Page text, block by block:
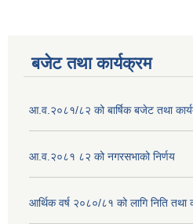
बजेट तथा कार्यक्रम
आ.व.२०८१/८२ को बार्षिक बजेट तथा
आ.व.२०८१ ८२ को नगरसभाको निर्णय
आर्थिक वर्ष २०८०/८१ को लागि निति तथा